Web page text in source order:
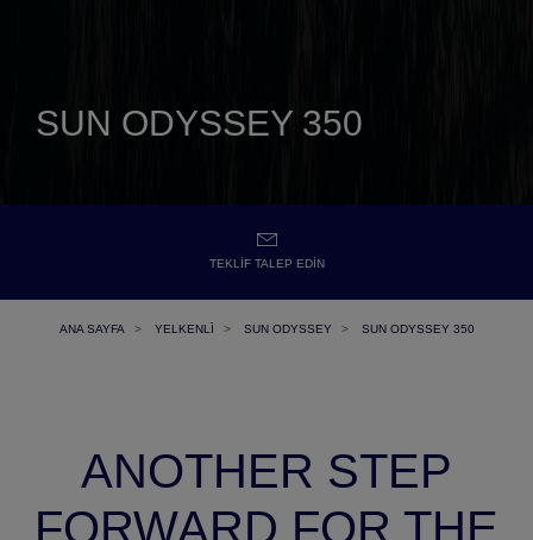
SUN ODYSSEY 350
TEKLIF TALEP EDIN
ANA SAYFA YELKENLİ SUN ODYSSEY SUN ODYSSEY 350
ANOTHER STEP
FORWARD FOR THE